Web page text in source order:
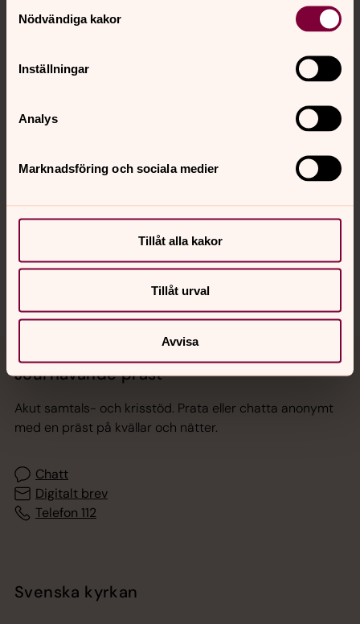
Nödvändiga kakor
Inställningar
Analys
Marknadsföring och sociala medier
Tillåt alla kakor
Tillåt urval
Avvisa
Kontakt
Kalender
Jourhavande präst
Akut samtals- och krisstöd. Prata eller chatta anonymt
med en präst på kvällar och nätter.
Chatt
Digitalt brev
Telefon 112
Svenska kyrkan